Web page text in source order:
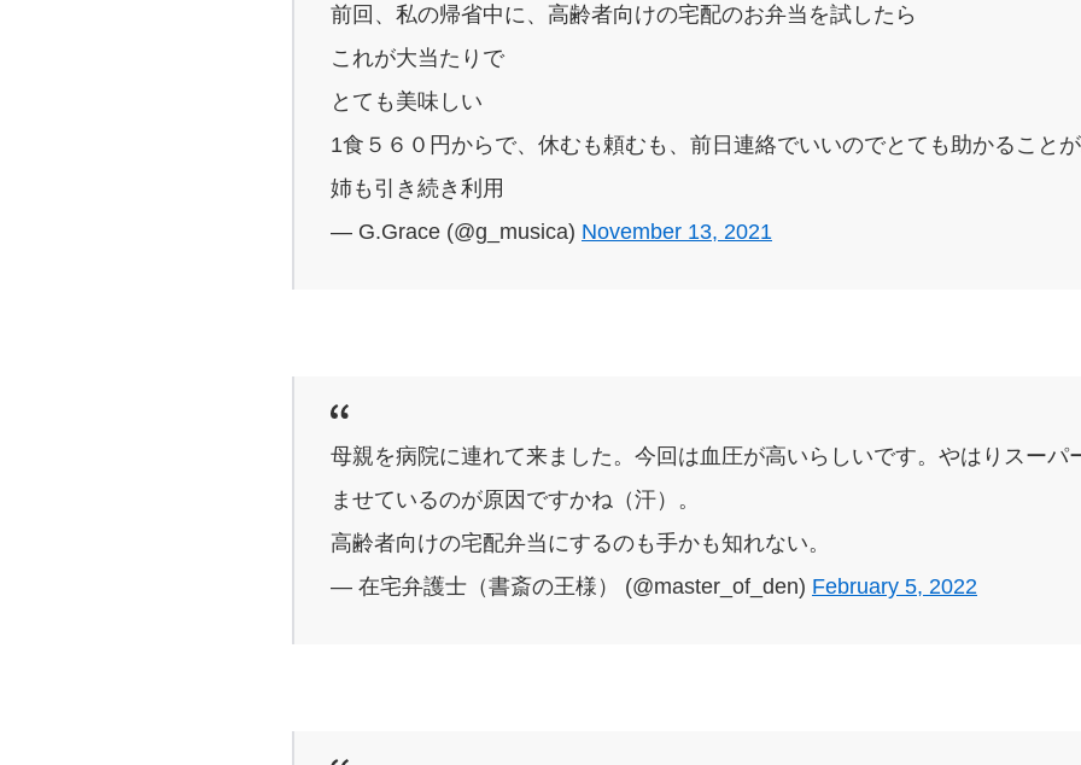
前回、私の帰省中に、高齢者向けの宅配のお弁当を試したら
これが大当たりで
とても美味しい
1食５６０円からで、休むも頼むも、前日連絡でいいのでとても助かること
姉も引き続き利用
— G.Grace (@g_musica) November 13, 2021
母親を病院に連れて来ました。今回は血圧が高いらしいです。やはりスーパ
ませているのが原因ですかね（汗）。
高齢者向けの宅配弁当にするのも手かも知れない。
— 在宅弁護士（書斎の王様） (@master_of_den) February 5, 2022